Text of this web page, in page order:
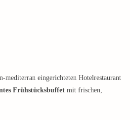
eingerichteten Hotelrestaurant
Frühstücksbuffet mit frischen,